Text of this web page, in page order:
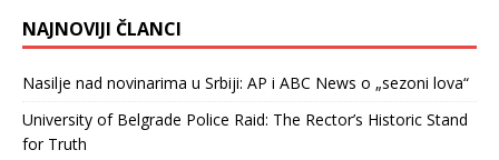
NAJNOVIJI ČLANCI
Nasilje nad novinarima u Srbiji: AP i ABC News o „sezoni lova“
University of Belgrade Police Raid: The Rector’s Historic Stand
for Truth